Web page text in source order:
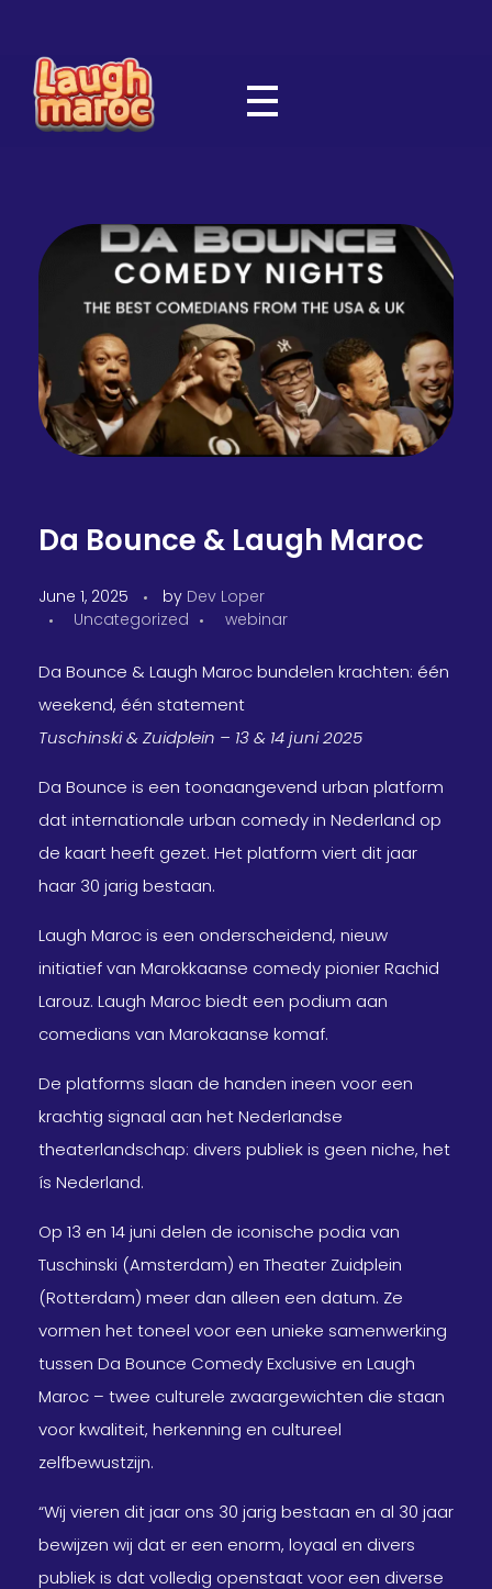
Da Bounce & Laugh Maroc
June 1, 2025 by Dev Loper
Uncategorized
webinar
Da Bounce & Laugh Maroc bundelen krachten: één
weekend, één statement
Tuschinski & Zuidplein – 13 & 14 juni 2025
Da Bounce is een toonaangevend urban platform
dat internationale urban comedy in Nederland op
de kaart heeft gezet. Het platform viert dit jaar
haar 30 jarig bestaan.
Laugh Maroc is een onderscheidend, nieuw
initiatief van Marokkaanse comedy pionier Rachid
Larouz. Laugh Maroc biedt een podium aan
comedians van Marokaanse komaf.
De platforms slaan de handen ineen voor een
krachtig signaal aan het Nederlandse
theaterlandschap: divers publiek is geen niche, het
ís Nederland.
Op 13 en 14 juni delen de iconische podia van
Tuschinski (Amsterdam) en Theater Zuidplein
(Rotterdam) meer dan alleen een datum. Ze
vormen het toneel voor een unieke samenwerking
tussen Da Bounce Comedy Exclusive en Laugh
Maroc – twee culturele zwaargewichten die staan
voor kwaliteit, herkenning en cultureel
zelfbewustzijn.
“Wij vieren dit jaar ons 30 jarig bestaan en al 30 jaar
bewijzen wij dat er een enorm, loyaal en divers
publiek is dat volledig openstaat voor een diverse